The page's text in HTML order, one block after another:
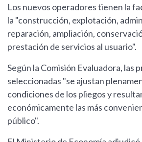
Los nuevos operadores tienen la
la "construcción, explotación,
reparación, ampliación,
prestación de servicios al usuario".
Según la Comisión Evaluadora, las
seleccionadas "se ajustan
condiciones de los pliegos y
económicamente las más
público".